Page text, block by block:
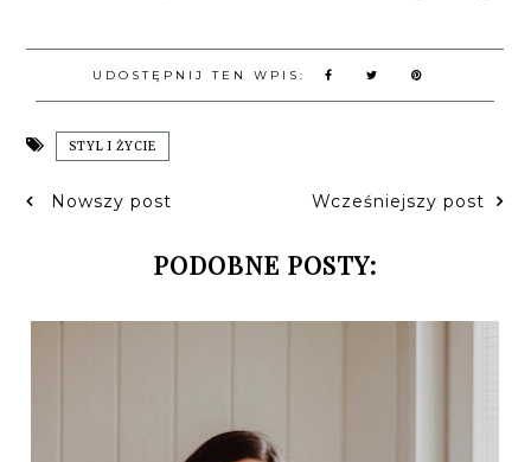
UDOSTĘPNIJ TEN WPIS:
STYL I ŻYCIE
Nowszy post Wcześniejszy post
PODOBNE POSTY: